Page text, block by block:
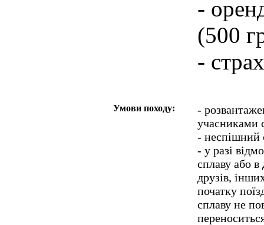
-
(500
-
Умови походу:
-
учасниками
- неспішний
- у разі
сплаву або в
друзів,
початку
сплаву не